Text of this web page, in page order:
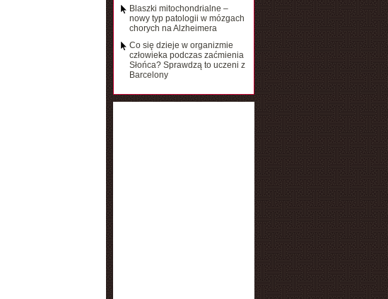
Blaszki mitochondrialne –
nowy typ patologii w mózgach
chorych na Alzheimera
Co się dzieje w organizmie
człowieka podczas zaćmienia
Słońca? Sprawdzą to uczeni z
Barcelony